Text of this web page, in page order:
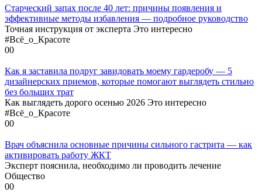
Старческий запах после 40 лет: причины появления и
эффективные методы избавления — подробное руководство
Точная инструкция от эксперта Это интересно
#Всё_о_Красоте
00
Как я заставила подруг завидовать моему гардеробу — 5
дизайнерских приемов, которые помогают выглядеть стильно
без больших трат
Как выглядеть дорого осенью 2026 Это интересно
#Всё_о_Красоте
00
Врач объяснила основные причины сильного гастрита — как
активировать работу ЖКТ
Эксперт пояснила, необходимо ли проводить лечение
Общество
00